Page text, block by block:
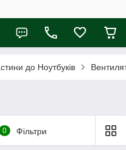
до Ноутбуків
0 Фільтри